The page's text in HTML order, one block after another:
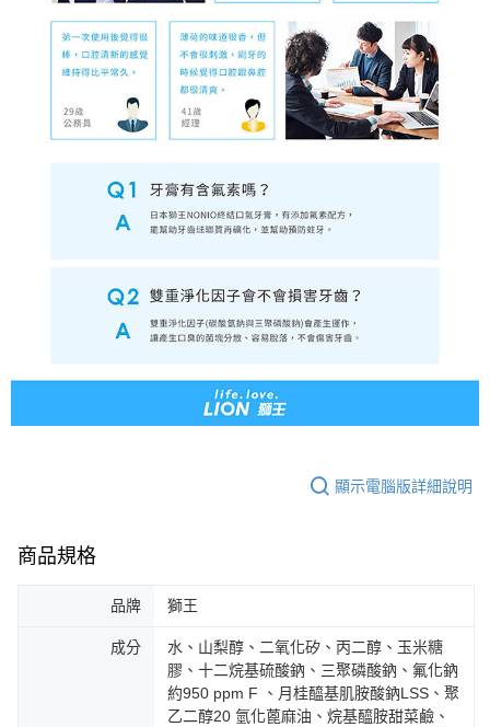
顯示電腦版詳細說明
商品規格
品牌 獅王
成分
水、山梨醇、二氧化矽、丙二醇、玉米糖
膠、十二烷基硫酸鈉、三聚磷酸鈉、氟化鈉
約950 ppm F 、月桂醯基肌胺酸鈉LSS、聚
乙二醇20 氫化蓖麻油、烷基醯胺甜菜鹼、